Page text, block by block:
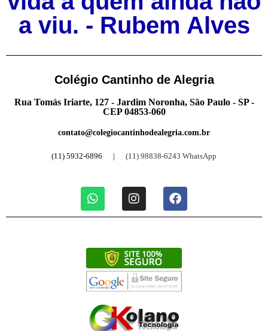
a viu. - Rubem Alves
Colégio Cantinho de Alegria
Rua Tomás Iriarte, 127 - Jardim Noronha, São Paulo - SP -
CEP 04853-060
contato@colegiocantinhodealegria.com.br
(11) 5932-6896 | (11) 98838-6243 WhatsApp